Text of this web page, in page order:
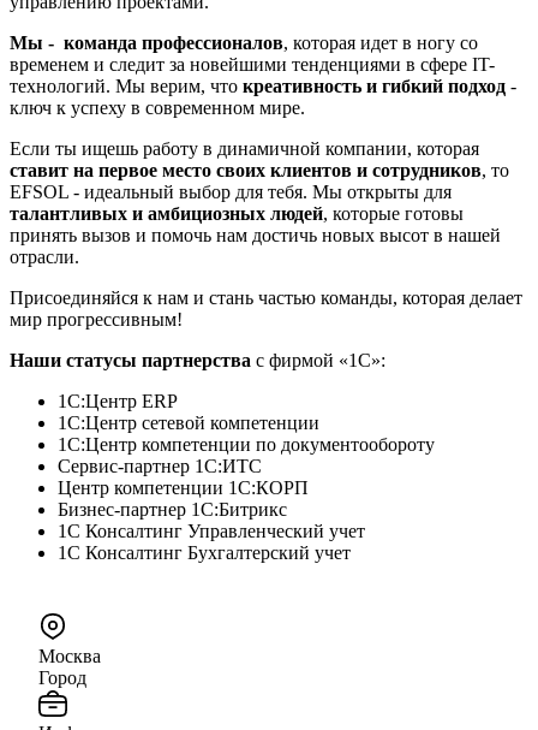
Мы - команда профессионалов, которая идет в ногу со
временем и следит за новейшими тенденциями в сфере IT-
технологий. Мы верим, что креативность и гибкий подход -
ключ к успеху в современном мире.
Если ты ищешь работу в динамичной компании, которая
ставит на первое место своих клиентов и сотрудников, то
EFSOL - идеальный выбор для тебя. Мы открыты для
талантливых и амбициозных людей, которые готовы
принять вызов и помочь нам достичь новых высот в нашей
отрасли.
Присоединяйся к нам и стань частью команды, которая делает
мир прогрессивным!
Наши статусы партнерства с фирмой «1С»:
1С:Центр ERP
1С:Центр сетевой компетенции
1С:Центр компетенции по документообороту
Сервис-партнер 1С:ИТС
Центр компетенции 1С:КОРП
Бизнес-партнер 1С:Битрикс
1С Консалтинг Управленческий учет
1С Консалтинг Бухгалтерский учет
Москва
Город